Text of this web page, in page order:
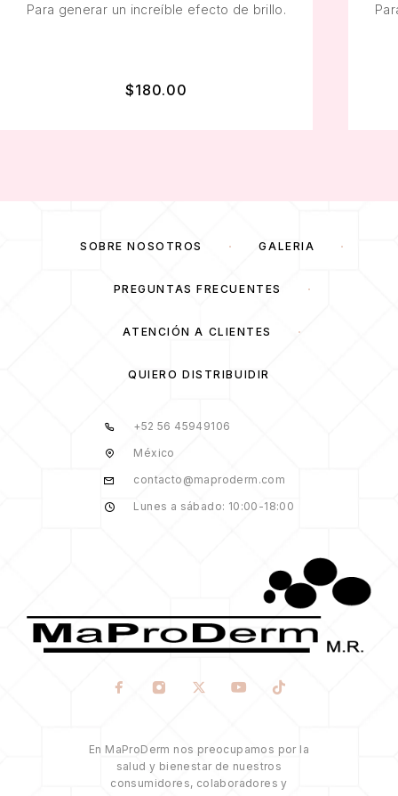
Para generar un increíble efecto de brillo.
$180.00
SOBRE NOSOTROS GALERÍA
PREGUNTAS FRECUENTES
ATENCIÓN A CLIENTES
QUIERO DISTRIBUIDIR
+52 56 45949106
México
contacto@maproderm.com
Lunes a sábado: 10:00-18:00
En MaProDerm nos preocupamos por la
salud y bienestar de nuestros
consumidores, colaboradores y